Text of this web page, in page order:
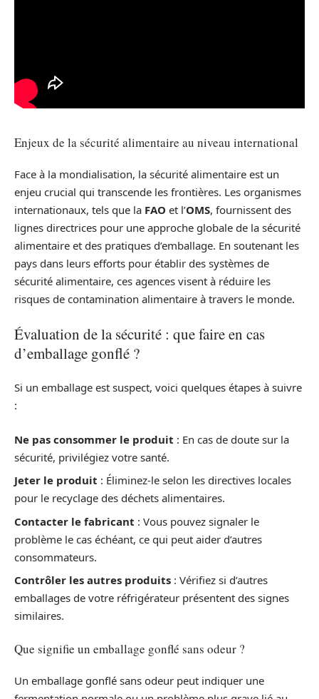
Enjeux de la sécurité alimentaire au niveau international
Face à la mondialisation, la sécurité alimentaire est un
enjeu crucial qui transcende les frontières. Les organismes
internationaux, tels que la FAO et l’OMS, fournissent des
lignes directrices pour une approche globale de la sécurité
alimentaire et des pratiques d’emballage. En soutenant les
pays dans leurs efforts pour établir des systèmes de
sécurité alimentaire, ces agences visent à réduire les
risques de contamination alimentaire à travers le monde.
Évaluation de la sécurité : que faire en cas
d’emballage gonflé ?
Si un emballage est suspect, voici quelques étapes à suivre
:
Ne pas consommer le produit : En cas de doute sur la
sécurité, privilégiez votre santé.
Jeter le produit : Éliminez-le selon les directives locales
pour le recyclage des déchets alimentaires.
Contacter le fabricant : Vous pouvez signaler le
problème le cas échéant, ce qui peut aider d’autres
consommateurs.
Contrôler les autres produits : Vérifiez si d’autres
emballages de votre réfrigérateur présentent des signes
similaires.
Que signifie un emballage gonflé sans odeur ?
Un emballage gonflé sans odeur peut indiquer une